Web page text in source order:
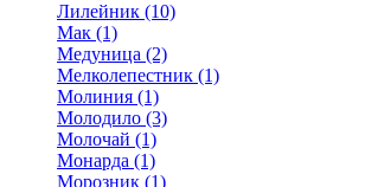
Лилейник (10)
Мак (1)
Медуница (2)
Мелколепестник (1)
Молиния (1)
Молодило (3)
Молочай (1)
Монарда (1)
Морозник (1)